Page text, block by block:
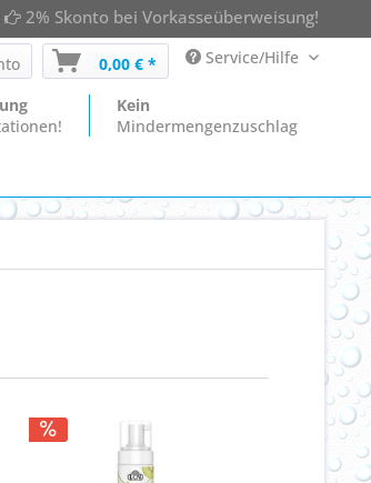
2% Skonto bei Vorkasseüberweisung!
0,00 € * Service/Hilfe
Kein
Mindermengenzuschlag